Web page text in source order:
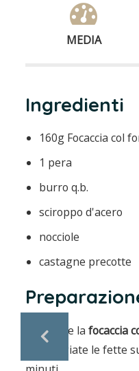
MEDIA
Ingredienti
160g Focaccia col
1 pera
burro q.b.
sciroppo d'acero
nocciole
castagne precotte
Infornate la focaccia
Poi adagiate le fette